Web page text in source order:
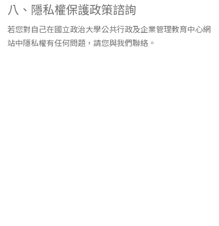
八、隱私權保護政策諮詢
若您對自己在國立政治大學公共行政及企業管理教育中心網
站中隱私權有任何問題，請您與我們聯絡。